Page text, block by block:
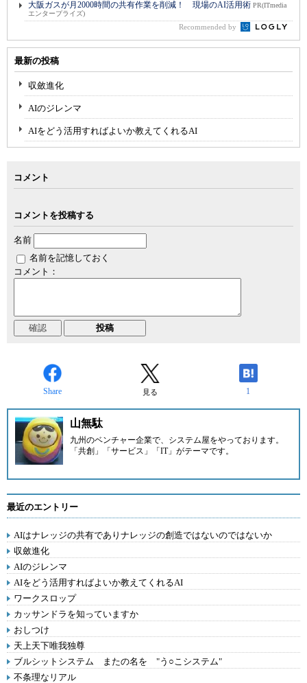
大阪ガスが月2000時間の共有作業を削減！ 現場のAI活用術 PR(ITmedia
エンタープライズ)
Recommended by
最新の投稿
収斂進化
AIのジレンマ
AIをどう活用すればよいか教えてくれるAI
コメント
コメントを投稿する
名前
名前を記憶しておく
コメント：
Share 見る 1
山無駄
九州のベンチャー企業で、システム屋をやっております。
「共創」「サービス」「IT」がテーマです。
最近のエントリー
AIはナレッジの共有でありナレッジの創造ではないのではないか
収斂進化
AIのジレンマ
AIをどう活用すればよいか教えてくれるAI
ワークスロップ
カッサンドラを知っていますか
おしつけ
天上天下唯我独尊
ブルシットシステム またの名を "う○こシステム"
不条理なリアル